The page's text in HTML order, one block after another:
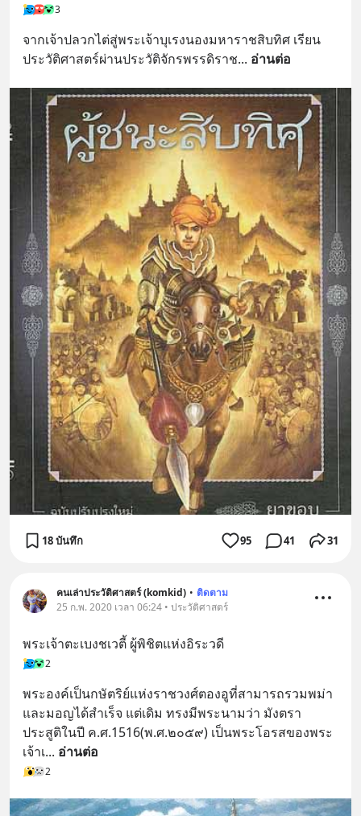
3
จากเจ้าปลวกไต่สู่พระเจ้าบุเรงนองมหาราชสิบทิศ เรียน
ประวัติศาสตร์ผ่านประวัติจักรพรรดิราช... อ่านต่อ
18 บันทึก 95 41 31
คนเล่าประวัติศาสตร์ (komkid) • ติดตาม
25 ก.พ. 2020 เวลา 06:24 • ประวัติศาสตร์
พระเจ้าตะเบงชเวตี้ ผู้พิชิตแห่งอิระวดี
2
พระองค์เป็นกษัตริย์แห่งราชวงศ์ตองอูที่สามารถรวมพม่า
และมอญได้สำเร็จ แต่เดิม ทรงมีพระนามว่า มังตรา
ประสูติในปี ค.ศ.1516(พ.ศ.๒๐๕๙) เป็นพระโอรสของพระ
เจ้าเ... อ่านต่อ
2